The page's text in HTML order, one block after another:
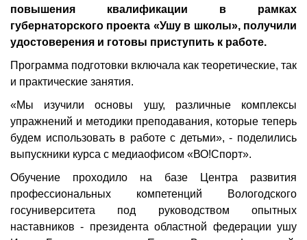
повышения квалификации в рамках
губернаторского проекта «Ушу в школы», получили
удостоверения и готовы приступить к работе.
Программа подготовки включала как теоретические, так
и практические занятия.
«Мы изучили основы ушу, различные комплексы
упражнений и методики преподавания, которые теперь
будем использовать в работе с детьми», - поделились
выпускники курса с медиаофисом «ВО!Спорт».
Обучение проходило на базе Центра развития
профессиональных компетенций Вологодского
госуниверситета под руководством опытных
наставников - президента областной федерации ушу